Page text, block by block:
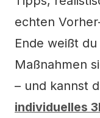
echten
Ende weißt
Maßnahmen
– und kannst
individuelles